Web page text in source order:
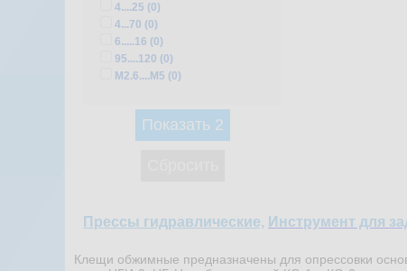
4....25 (0)
4...70 (0)
6.....16 (0)
95....120 (0)
М2.6....М5 (0)
Показать 2
Прессы гидравлические, Инструмент для
Клещи обжимные предназначены для опрессовки